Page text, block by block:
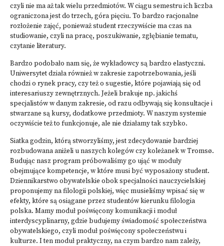
czyli nie ma aż tak wielu przedmiotów. W ciągu semestru ich liczba
ograniczona jest do trzech, góra pięciu. To bardzo racjonalne
rozłożenie zajęć, ponieważ student rzeczywiście ma czas na
studiowanie, czyli na pracę, poszukiwanie, zgłębianie tematu,
czytanie literatury.
Bardzo podobało nam się, że wykładowcy są bardzo elastyczni.
Uniwersytet działa również w zakresie zapotrzebowania, jeśli
chodzi o rynek pracy, czy też o sugestie, które pojawiają się od
interesariuszy zewnętrznych. Jeżeli brakuje np. jakichś
specjalistów w danym zakresie, od razu odbywają się konsultacje i
stwarzane są kursy, dodatkowe przedmioty. W naszym systemie
oczywiście też to funkcjonuje, ale nie działamy tak szybko.
Siatka godzin, którą stworzyliśmy, jest zdecydowanie bardziej
rozbudowana aniżeli u naszych kolegów czy koleżanek w Tromsø.
Budując nasz program próbowaliśmy go ująć w moduły
obejmujące kompetencje, w które musi być wyposażony student.
Dziennikarstwo obywatelskie obok specjalności nauczycielskiej
proponujemy na filologii polskiej, więc musieliśmy wpisać się w
efekty, które są osiągane przez studentów kierunku filologia
polska. Mamy moduł poświęcony komunikacji i moduł
interdyscyplinarny, gdzie budujemy świadomość społeczeństwa
obywatelskiego, czyli moduł poświęcony społeczeństwu i
kulturze. I ten moduł praktyczny, na czym bardzo nam zależy,